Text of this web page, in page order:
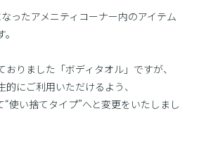
ったアメニティコーナー内のアイテム
りました「ボディタオル」ですが、
にご利用いただけるよう、
使い捨てタイプ”へと変更をいたしまし